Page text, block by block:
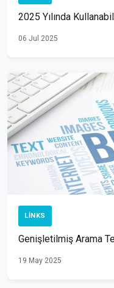
2025 Yılında
06 Jul 2025
LINKS
Genişletilmiş Arama
19 May 2025